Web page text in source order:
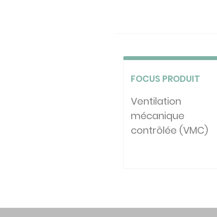
FOCUS PRODUIT
Ventilation
mécanique
contrôlée (VMC)